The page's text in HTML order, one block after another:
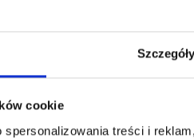
Szczegóły
cookie
treści i